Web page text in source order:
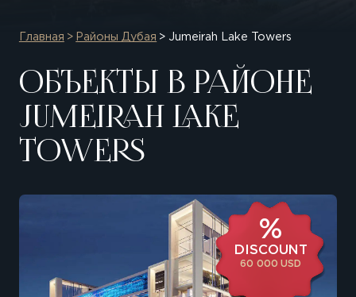
Главная Районы Дубая Jumeirah Lake Towers
ОБЪЕКТЫ В РАЙОНЕ
JUMEIRAH LAKE
TOWERS
DISCOUNT
60 000 USD